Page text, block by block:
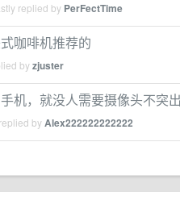
replied by PerFectTime
咖啡机推荐的
byzjuster
机，就没人需要摄像头不突
byAlex222222222222